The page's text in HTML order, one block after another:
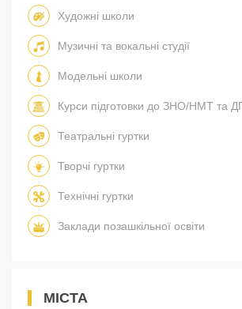
Художні школи
Музичні та вокальні студії
Модельні школи
Курси підготовки до ЗНО/НМТ та
Театральні гуртки
Творчі гуртки
Технічні гуртки
Заклади позашкільної освіти
МІСТА